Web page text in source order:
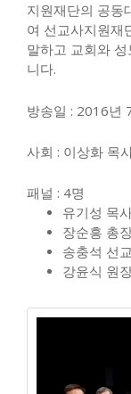
지원재단의 공동
여 선교사지원재
말하고 교회와
니다.
방송일 : 2016년
사회 : 이상화 목
패널 : 4명
유기성 목
장순흥 총
송충석 선
강윤식 원